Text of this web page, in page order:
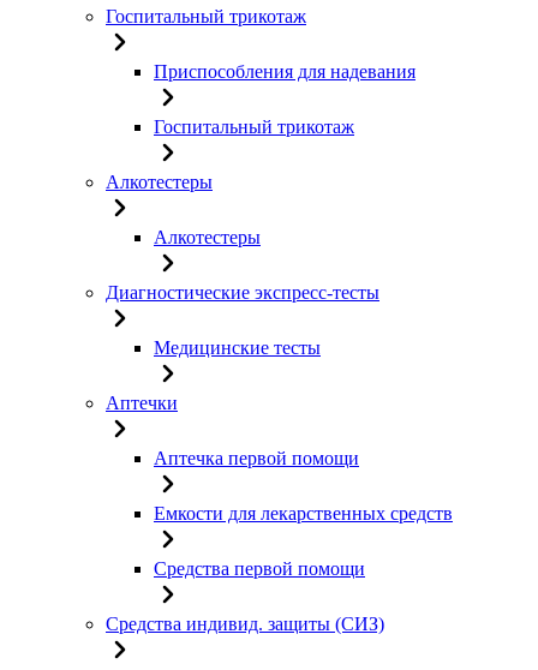
Госпитальный трикотаж
Приспособления для надевания
Госпитальный трикотаж
Алкотестеры
Алкотестеры
Диагностические экспресс-тесты
Медицинские тесты
Аптечки
Аптечка первой помощи
Емкости для лекарственных средств
Средства первой помощи
Средства индивид. защиты (СИЗ)